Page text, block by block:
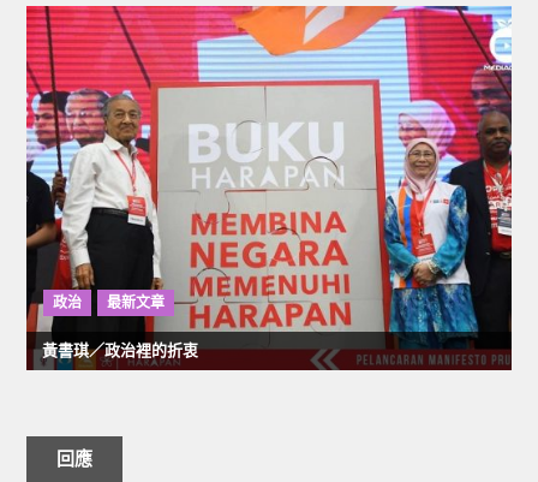
政治 最新文章
黃書琪／政治裡的折衷
回應